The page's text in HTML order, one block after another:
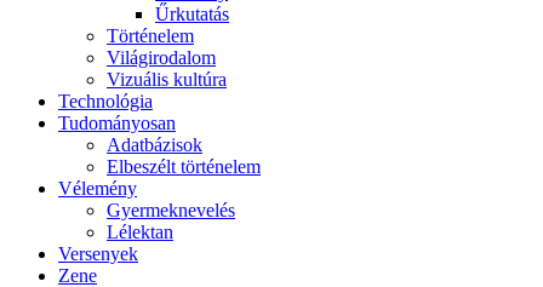
Űrkutatás
Történelem
Világirodalom
Vizuális kultúra
Technológia
Tudományosan
Adatbázisok
Elbeszélt történelem
Vélemény
Gyermeknevelés
Lélektan
Versenyek
Zene